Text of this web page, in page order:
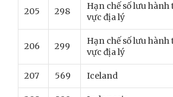
205 298
Hạn chế số lưu
vực địa lý
206 299
Hạn chế số lưu
vực địa lý
207 569 Iceland